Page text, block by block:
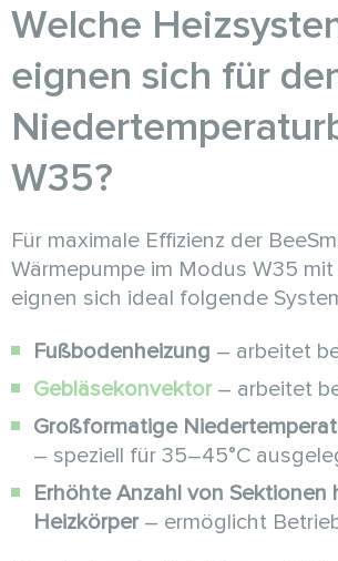
Welche
eignen sich für
W35?
Für maximale Effizienz der
Wärmepumpe im Modus W35 mit
eignen sich ideal folgende
Fußbodenheizung – arbeitet
Gebläsekonvektor– arbeitet
Großformatige
– speziell für 35–45°C
Erhöhte Anzahl von Sektionen
Heizkörper– ermöglicht